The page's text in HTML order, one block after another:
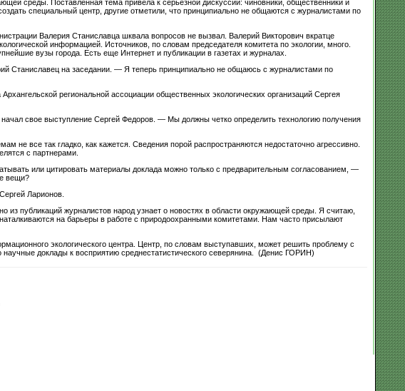
среды. Поставленная тема привела к серьезной дискуссии: чиновники, общественники и
специальный центр, другие отметили, что принципиально не общаются с журналистами по
Валерия Станиславца шквала вопросов не вызвал. Валерий Викторович вкратце
информацией. Источников, по словам председателя комитета по экологии, много.
вузы города. Есть еще Интернет и публикации в газетах и журналах.
Станиславец на заседании. — Я теперь принципиально не общаюсь с журналистами по
региональной ассоциации общественных экологических организаций Сергея
свое выступление Сергей Федоров. — Мы должны четко определить технологию получения
не все так гладко, как кажется. Сведения порой распространяются недостаточно агрессивно.
с партнерами.
или цитировать материалы доклада можно только с предварительным согласованием, —
вещи?
Ларионов.
публикаций журналистов народ узнает о новостях в области окружающей среды. Я считаю,
на барьеры в работе с природоохранными комитетами. Нам часто присылают
экологического центра. Центр, по словам выступавших, может решить проблему с
доклады к восприятию среднестатистического северянина. (Денис ГОРИН)